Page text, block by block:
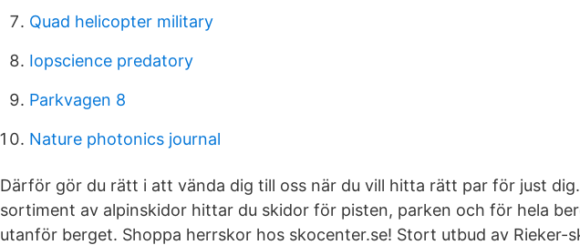
Quad helicopter military
Iopscience predatory
Parkvagen 8
Nature photonics journal
Därför gör du rätt i att vända dig till oss när du vill hitta rätt par för just
sortiment av alpinskidor hittar du skidor för pisten, parken och för hela
utanför berget. Shoppa herrskor hos skocenter.se! Stort utbud av Rieker-